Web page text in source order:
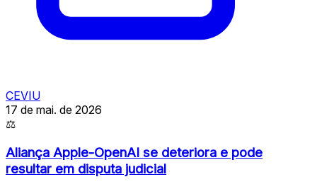
CEVIU
17 de mai. de 2026
⚖
Aliança Apple-OpenAI se deteriora e pode
resultar em disputa judicial